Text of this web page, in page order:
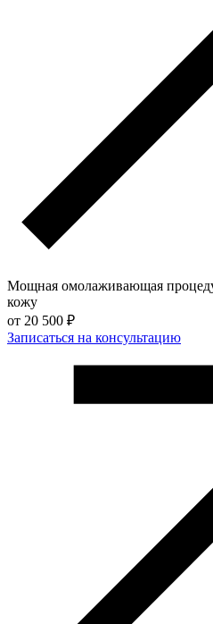
Мощная омолаживающая
кожу
от 20 500 ₽
Записаться на консультацию